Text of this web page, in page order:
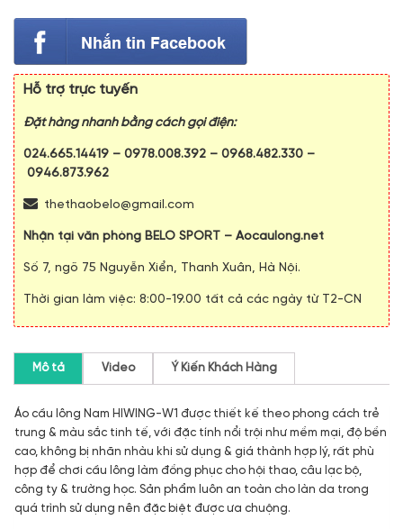
Hỗ trợ trực tuyến
Đặt hàng nhanh bằng cách gọi điện:
024.665.14419 – 0978.008.392 – 0968.482.330 –
0946.873.962
thethaobelo@gmail.com
Nhận tại văn phòng BELO SPORT – Aocaulong.net
Số 7, ngõ 75 Nguyễn Xiển, Thanh Xuân, Hà Nội.
Thời gian làm việc: 8:00-19.00 tất cả các ngày từ T2-CN
Mô tả Video Ý Kiến Khách Hàng
Áo cầu lông Nam HIWING-W1 được thiết kế theo phong cách trẻ
trung & màu sắc tinh tế, với đặc tính nổi trội như mềm mại, độ bền
cao, không bị nhăn nhàu khi sử dụng & giá thành hợp lý, rất phù
hợp để chơi cầu lông làm đồng phục cho hội thao, câu lạc bộ,
công ty & trường học. Sản phẩm luôn an toàn cho làn da trong
quá trình sử dụng nên đặc biệt được ưa chuộng.